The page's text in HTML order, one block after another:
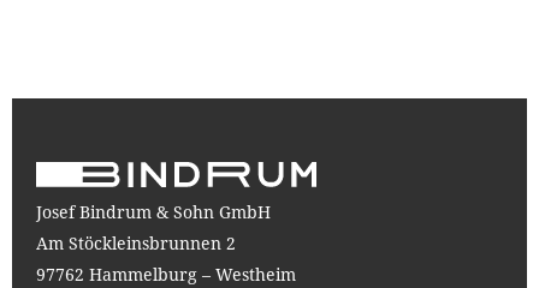
Josef Bindrum & Sohn GmbH
Am Stöckleinsbrunnen 2
97762 Hammelburg – Westheim